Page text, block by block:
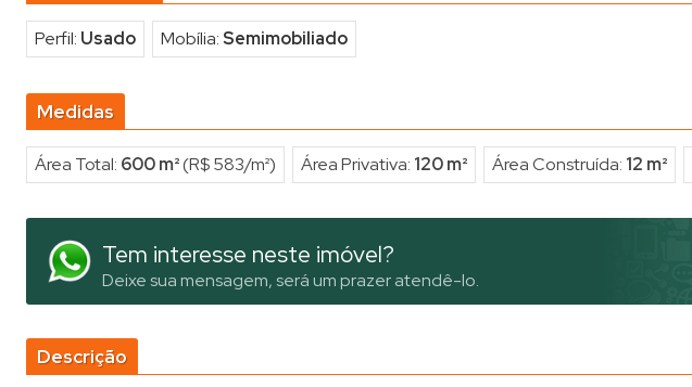
Perfil: Usado Mobília:Semimobiliado
Medidas
Área Total: 600 m²(R$ 583/m²) Área Privativa: 120 m² Área Construída: 12 m²
Tem interesse neste imóvel?
Deixe sua mensagem, será um prazer atendê-lo.
Descrição